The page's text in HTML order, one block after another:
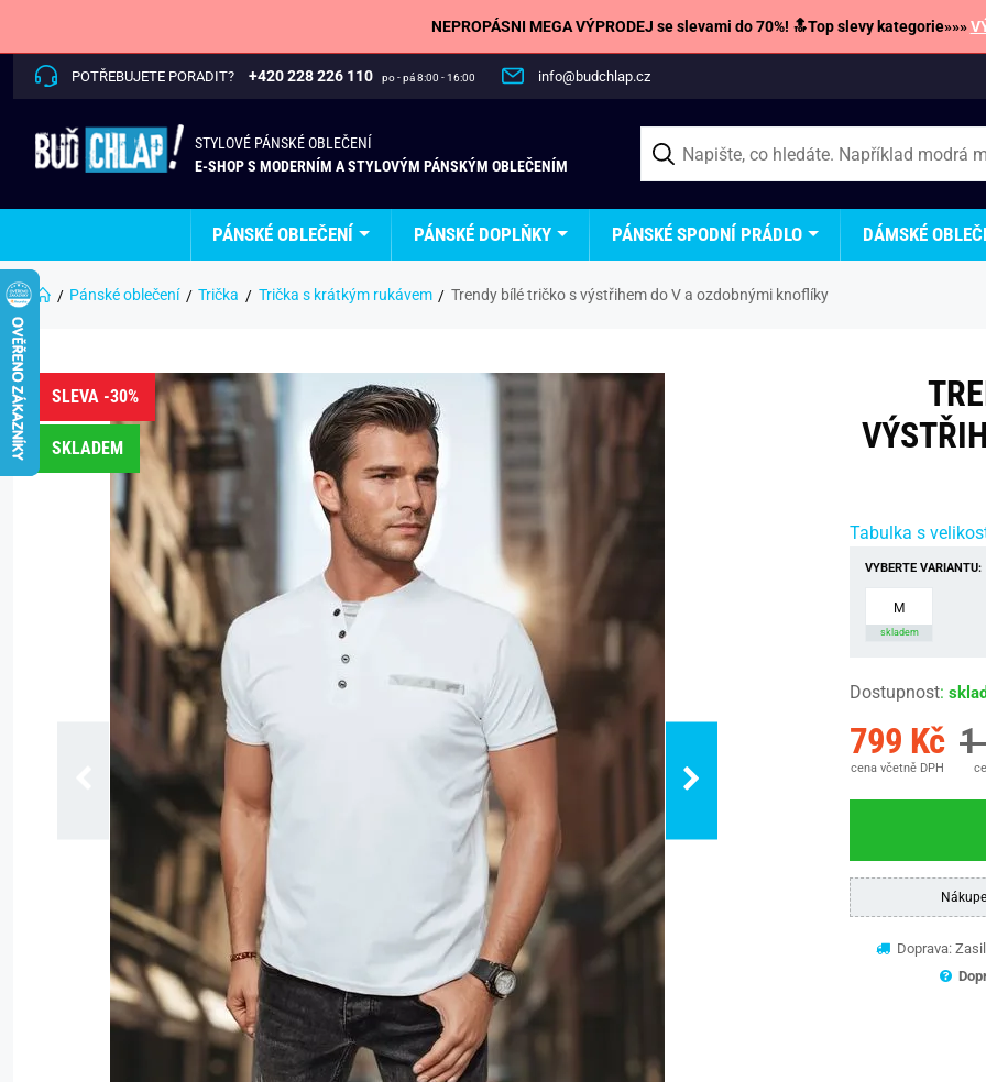
NEPROPÁSNI MEGA VÝPRODEJ se slevami do 70%! 🔝Top slevy kategorie»»»
POTŘEBUJETE PORADIT? +420 228 226 110 po - pá 8:00 - 16:00 info@budchlap.cz
STYLOVÉ PÁNSKÉ OBLEČENÍ
E-SHOP S MODERNÍM A STYLOVÝM PÁNSKÝM OBLEČENÍM
PÁNSKÉ OBLEČENÍ PÁNSKÉ DOPLŇKY PÁNSKÉ SPODNÍ PRÁDLO DÁMSKÉ
Pánské oblečení Trička Trička s krátkým rukávem Trendy bílé tričko s výstřihem do V a ozdobnými knoflíky
SLEVA -30%
SKLADEM
Tabulka s
VYBERTE VARIANTU:
M
skladem
Dostupnost:
799 Kč
cena včetně DPH
1
Doprava: